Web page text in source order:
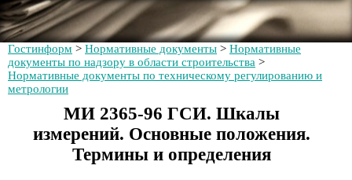
Гостинформ > Нормативные документы > Нормативные
документы по надзору в области строительства >
Нормативные документы по техническому регулированию и
метрологии
МИ 2365-96 ГСИ. Шкалы
измерений. Основные положения.
Термины и определения